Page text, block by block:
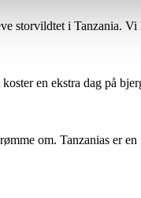
i Tanzania.
en ekstra dag på
om. Tanzanias er